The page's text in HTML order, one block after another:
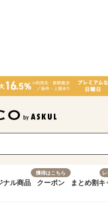
ナル商品
獲得はこちら
クーポン まとめ割キ